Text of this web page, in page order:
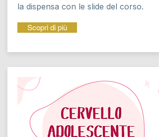
la dispensa con le slide del corso.
Scopri di più